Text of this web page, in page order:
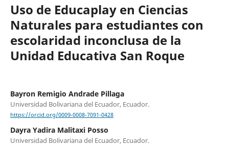
Uso de Educaplay en Ciencias
Naturales para estudiantes con
escolaridad inconclusa de la
Unidad Educativa San Roque
Bayron Remigio Andrade Pillaga
Universidad Bolivariana del Ecuador, Ecuador.
https://orcid.org/0009-0008-7091-0428
Dayra Yadira Malitaxi Posso
Universidad Bolivariana del Ecuador, Ecuador.